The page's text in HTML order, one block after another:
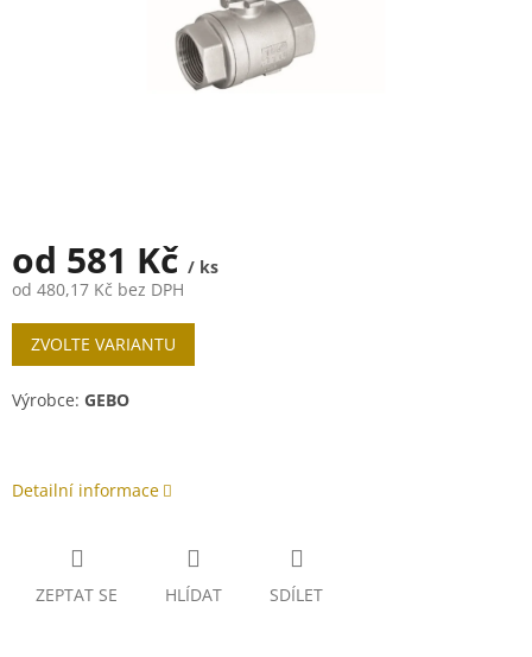
od 581 Kč / ks
od 480,17 Kč bez DPH
Měrná
cena:
ZVOLTE VARIANTU
Výrobce: GEBO
Detailní informace
ZEPTAT SE HLÍDAT SDÍLET